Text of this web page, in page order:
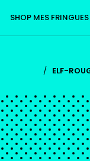
SHOP MES FRINGUES
/ ELF-